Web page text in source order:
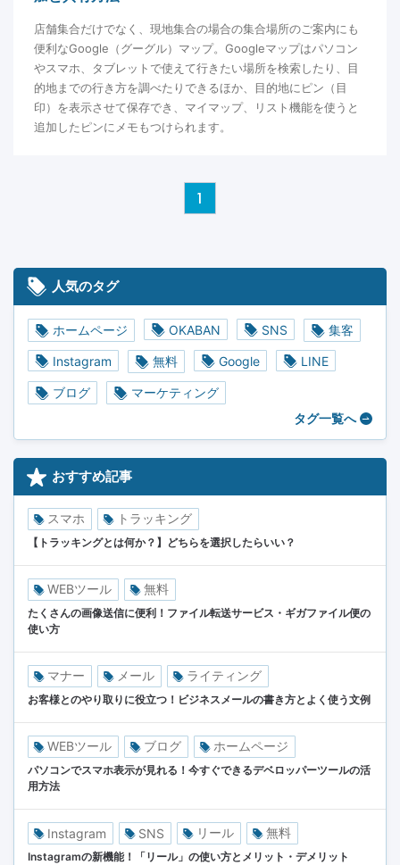
店舗集合だけでなく、現地集合の場合の集合場所のご案内にも
便利なGoogle（グーグル）マップ。Googleマップはパソコン
やスマホ、タブレットで使えて行きたい場所を検索したり、目
的地までの行き方を調べたりできるほか、目的地にピン（目
印）を表示させて保存でき、マイマップ、リスト機能を使うと
追加したピンにメモもつけられます。
1
人気のタグ
ホームページ OKABAN SNS 集客
Instagram 無料 Google LINE
ブログ
マーケティング
タグ一覧へ
おすすめ記事
スマホ トラッキング
【トラッキングとは何か？】どちらを選択したらいい？
WEBツール 無料
たくさんの画像送信に便利！ファイル転送サービス・ギガファイル便の
使い方
マナー メール ライティング
お客様とのやり取りに役立つ！ビジネスメールの書き方とよく使う文例
WEBツール ブログ ホームページ
パソコンでスマホ表示が見れる！今すぐできるデベロッパーツールの活
用方法
Instagram SNS リール 無料
Instagramの新機能！「リール」の使い方とメリット・デメリット